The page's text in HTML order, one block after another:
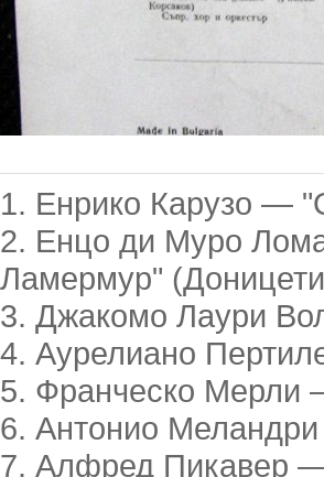
1. Енрико Карузо —
2. Енцо ди Муро
Ламермур"
3. Джакомо Лаури
4. Аурелиано
5. Франческо Мерли
6. Антонио
7. Алфред Пикавер